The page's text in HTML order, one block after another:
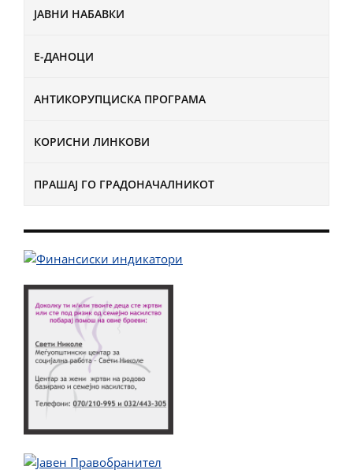
ЈАВНИ НАБАВКИ
Е-ДАНОЦИ
АНТИКОРУПЦИСКА ПРОГРАМА
КОРИСНИ ЛИНКОВИ
ПРАШАЈ ГО ГРАДОНАЧАЛНИКОТ